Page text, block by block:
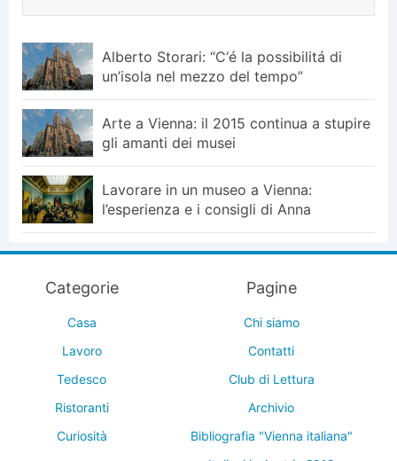
Alberto Storari: “C‘é la possibilitá di
un’isola nel mezzo del tempo”
Arte a Vienna: il 2015 continua a stupire
gli amanti dei musei
Lavorare in un museo a Vienna:
l’esperienza e i consigli di Anna
Categorie
Casa
Lavoro
Tedesco
Ristoranti
Curiosità
Pagine
Chi siamo
Contatti
Club di Lettura
Archivio
Bibliografia "Vienna italiana"